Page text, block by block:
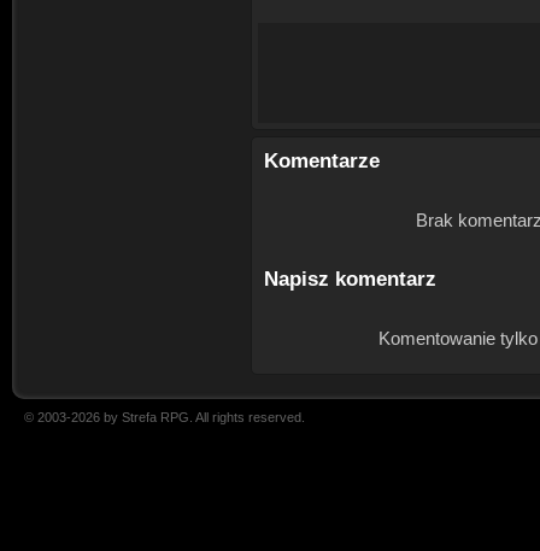
Komentarze
Brak
Napisz komentarz
Komentowanie
© 2003-2026 by Strefa RPG. All rights reserved.